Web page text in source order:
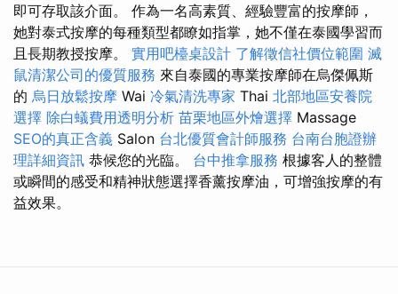
即可存取該介面。 作為一名高素質、經驗豐富的按摩師，
她對泰式按摩的每種類型都瞭如指掌，她不僅在泰國學習而
且長期教授按摩。 實用吧檯桌設計 了解徵信社價位範圍 滅
鼠清潔公司的優質服務 來自泰國的專業按摩師在烏傑佩斯
的 烏日放鬆按摩 Wai 冷氣清洗專家 Thai 北部地區安養院
選擇 除白蟻費用透明分析 苗栗地區外燴選擇 Massage
SEO的真正含義 Salon 台北優質會計師服務 台南台胞證辦
理詳細資訊 恭候您的光臨。 台中推拿服務 根據客人的整體
或瞬間的感受和精神狀態選擇香薰按摩油，可增強按摩的有
益效果。